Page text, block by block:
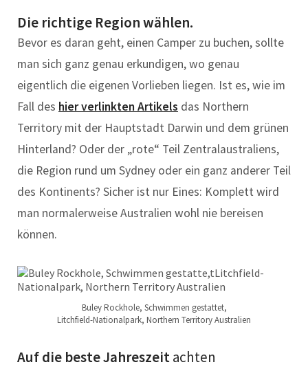
Die richtige Region wählen.
Bevor es daran geht, einen Camper zu buchen, sollte
man sich ganz genau erkundigen, wo genau
eigentlich die eigenen Vorlieben liegen. Ist es, wie im
Fall des hier verlinkten Artikels das Northern
Territory mit der Hauptstadt Darwin und dem grünen
Hinterland? Oder der „rote“ Teil Zentralaustraliens,
die Region rund um Sydney oder ein ganz anderer Teil
des Kontinents? Sicher ist nur Eines: Komplett wird
man normalerweise Australien wohl nie bereisen
können.
Buley Rockhole, Schwimmen gestattet,
Litchfield-Nationalpark, Northern Territory Australien
Auf die beste Jahreszeitachten